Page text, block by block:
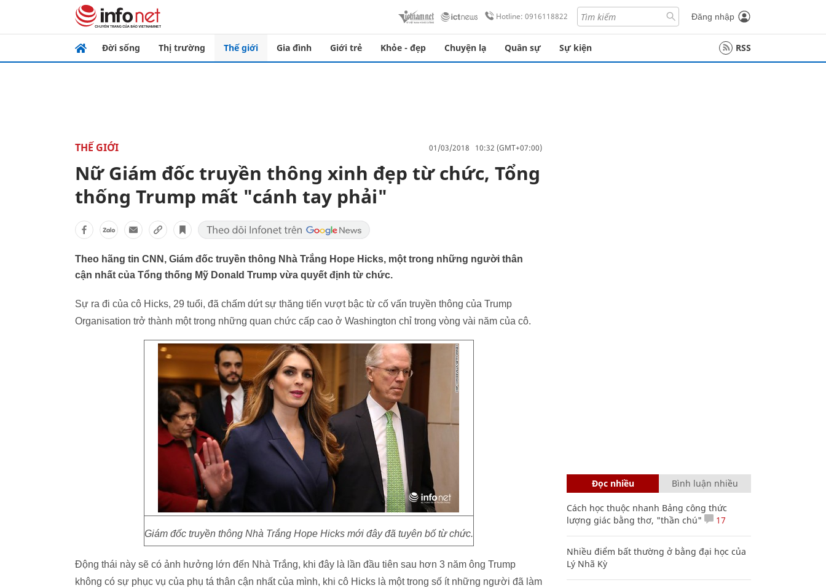
Hotline: 0916118822 Đăng nhập
Đời sống Thị trường Thế giới Gia đình Giới trẻ Khỏe - đẹp Chuyện lạ Quân sự Sự kiện RSS
THẾ GIỚI 01/03/2018 10:32 (GMT+07:00)
Nữ Giám đốc truyền thông xinh đẹp từ chức, Tổng
thống Trump mất "cánh tay phải"
Theo hãng tin CNN, Giám đốc truyền thông Nhà Trắng Hope Hicks, một trong những người thân
cận nhất của Tổng thống Mỹ Donald Trump vừa quyết định từ chức.
Sự ra đi của cô Hicks, 29 tuổi, đã chấm dứt sự thăng tiến vượt bậc từ cố vấn truyền thông của Trump
Organisation trở thành một trong những quan chức cấp cao ở Washington chỉ trong vòng vài năm của cô.
Giám đốc truyền thông Nhà Trắng Hope Hicks mới đây đã tuyên bố từ chức.
Động thái này sẽ có ảnh hưởng lớn đến Nhà Trắng, khi đây là lần đầu tiên sau hơn 3 năm ông Trump
không có sự phục vụ của phụ tá thân cận nhất của mình, khi cô Hicks là một trong số ít những người đã làm
Đọc nhiều Bình luận nhiều
Cách học thuộc nhanh Bảng công thức
lượng giác bằng thơ, "thần chú"
17
Nhiều điểm bất thường ở bằng đại học của
Lý Nhã Kỳ